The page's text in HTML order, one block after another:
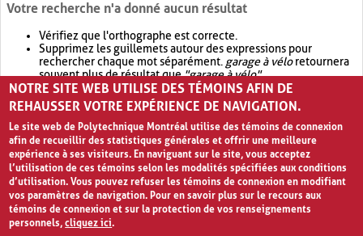
Votre recherche n'a donné aucun résultat
Vérifiez que l'orthographe est correcte.
Supprimez les guillemets autour des expressions pour
rechercher chaque mot séparément. garage à véloretournera
souvent plus de résultat que"garage à vélo".
Envisagez d'élargir votre recherche avec OR.garage OR vélo
retournera souvent plus de résultat quegarage à vélo
NOTRE SITE WEB UTILISE DES TÉMOINS AFIN DE
REHAUSSER VOTRE EXPÉRIENCE DE NAVIGATION.
Le site web de Polytechnique Montréal utilise des témoins de connexion
afin de recueillir des statistiques générales et offrir une meilleure
expérience à ses visiteurs. En naviguant sur le site, vous acceptez
l’utilisation de ces témoins selon les modalités spécifiées aux conditions
d’utilisation. Vous pouvez refuser les témoins de connexion en modifiant
vos paramètres de navigation. Pour en savoir plus sur le recours aux
témoins de connexion et sur la protection de vos renseignements
personnels,cliquez ici.